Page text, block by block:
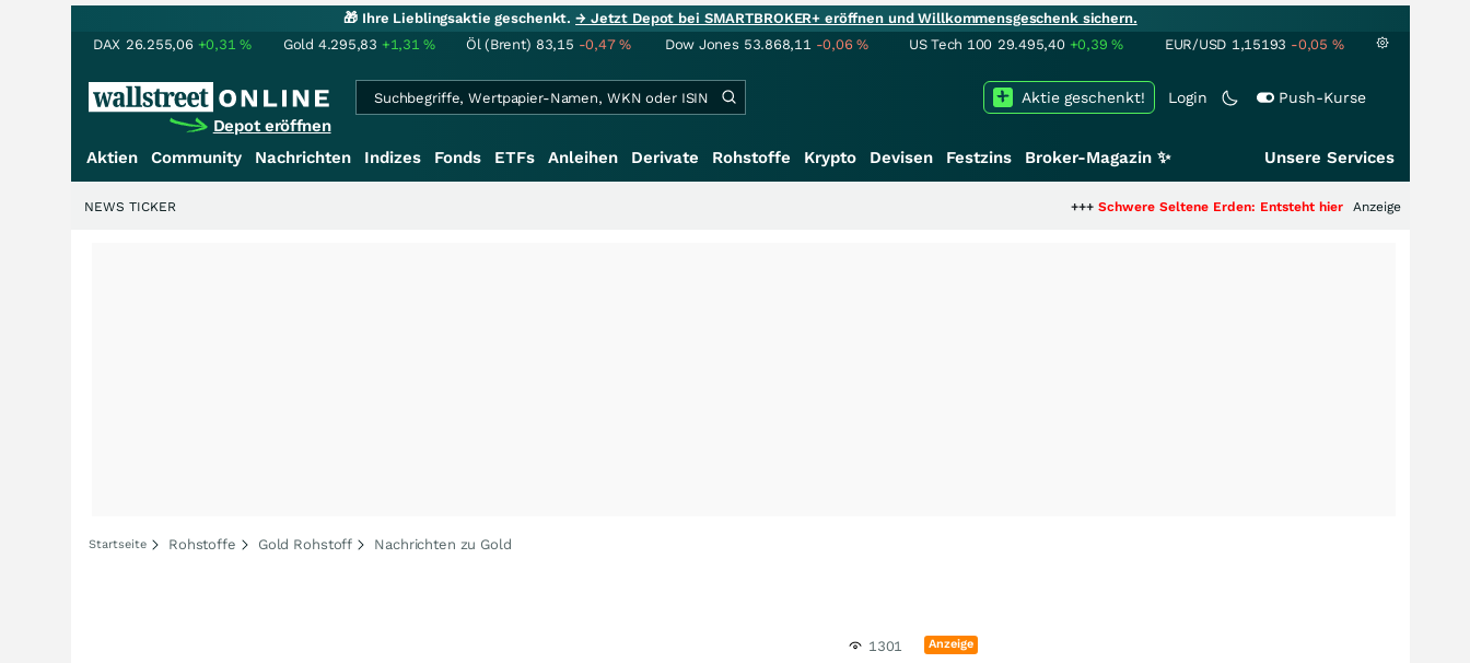
🎁 Ihre Lieblingsaktie geschenkt.→ Jetzt Depot bei SMARTBROKER+ eröffnen und Willkommensgeschenk sichern.
DAX 26.255,06 +0,31% Gold 4.295,83 +1,31% Öl (Brent) 83,15 -0,47% Dow Jones 53.868,11 -0,06% US Tech 100 29.495,40 +0,39% EUR/USD 1,15193 -0,05 %
Depot eröffnen
Login Push-Kurse
Aktie geschenkt!
Aktien Community Nachrichten Indizes Fonds ETFs Anleihen Derivate Rohstoffe Krypto Devisen Festzins Broker-Magazin ✨ Unsere Services
Schwere Seltene Erden: Entsteht hier die nächste Milliardenstory?
Anzeige
NEWS TICKER
Startseite Rohstoffe Gold Rohstoff Nachrichten zu Gold
1301 Anzeige